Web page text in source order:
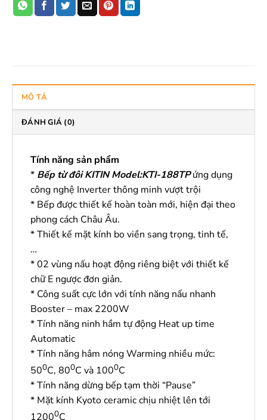
MÔ TẢ
ĐÁNH GIÁ (0)
Tính năng sản phẩm
* Bếp từ đôi KITIN Model:KTI-188TPứng dụng
công nghệ Inverter thông minh vượt trội
* Bếp được thiết kế hoàn toàn mới, hiện đại theo
phong cách Châu Âu.
* Thiết kế mặt kính bo viền sang trọng, tinh tế,
…
* 02 vùng nấu hoạt động riêng biệt với thiết kế
chữ E ngược đơn giản.
* Công suất cực lớn với tính năng nấu nhanh
Booster – max 2200W
* Tính năng ninh hầm tự động Heat up time
Automatic
* Tính năng hâm nóng Warming nhiều mức:
500C, 800C và 1000C
* Tính năng dừng bếp tạm thời “Pause”
* Mặt kính Kyoto ceramic chịu nhiệt lên tới
0